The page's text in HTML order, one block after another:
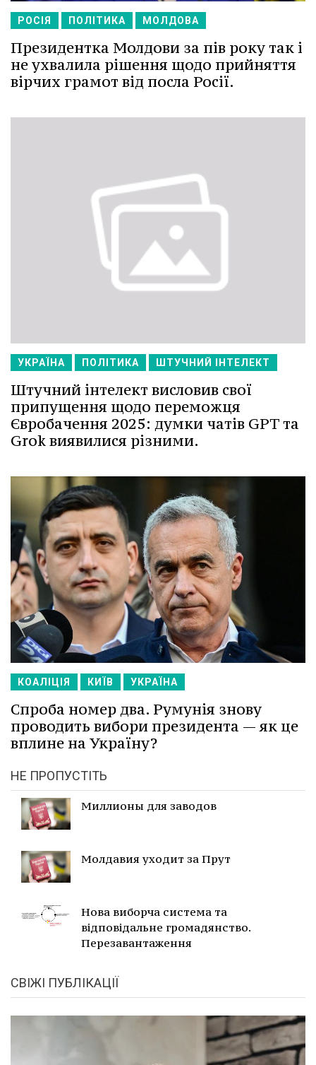
РОСІЯ ПОЛІТИКА МОЛДОВА
Президентка Молдови за пів року так і
не ухвалила рішення щодо прийняття
вірчих грамот від посла Росії.
УКРАЇНА ПОЛІТИКА ШТУЧНИЙ ІНТЕЛЕКТ
Штучний інтелект висловив свої
припущення щодо переможця
Євробачення 2025: думки чатів GPT та
Grok виявилися різними.
КОАЛІЦІЯ КИЇВ УКРАЇНА
Спроба номер два. Румунія знову
проводить вибори президента — як це
вплине на Україну?
НЕ ПРОПУСТІТЬ
Миллионы для заводов
Молдавия уходит за Прут
Нова виборча система та
відповідальне громадянство.
Перезавантаження
СВІЖІ ПУБЛІКАЦІЇ